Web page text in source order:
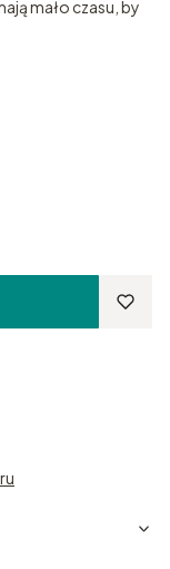
mało czasu, by